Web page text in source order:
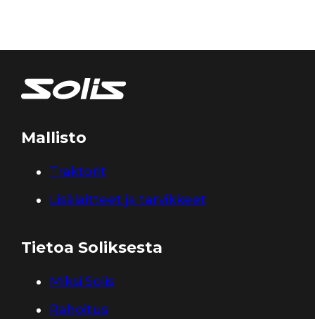
Mallisto
Traktorit
Lisälaitteet ja tarvikkeet
Tietoa Soliksesta
Miksi Solis
Rahoitus